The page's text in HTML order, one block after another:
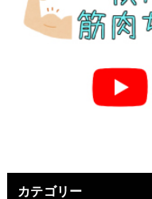
カテゴリー